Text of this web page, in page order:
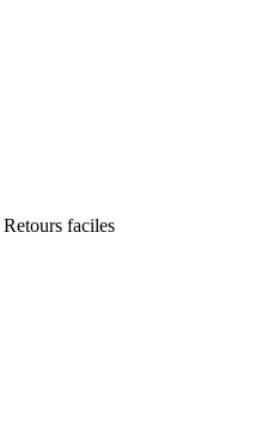
Retours faciles